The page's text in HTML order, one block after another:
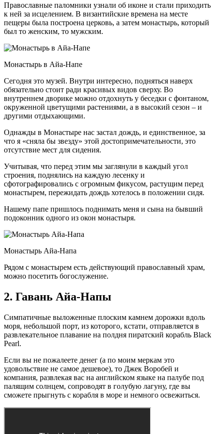
Православные паломники узнали об иконе и стали приходить
к ней за исцелением. В византийские времена на месте
пещеры была построена церковь, а затем монастырь, который
был то женским, то мужским.
Монастырь в Айа-Напе
Сегодня это музей. Внутри интересно, подняться наверх
обязательно стоит ради красивых видов сверху. Во
внутреннем дворике можно отдохнуть у беседки с фонтаном,
окруженной цветущими растениями, а в высокий сезон – и
другими отдыхающими.
Однажды в Монастыре нас застал дождь, и единственное, за
что я «сняла бы звезду» этой достопримечательности, это
отсутствие мест для сидения.
Учитывая, что перед этим мы заглянули в каждый угол
строения, поднялись на каждую лесенку и
сфотографировались с огромным фикусом, растущим перед
монастырем, пережидать дождь хотелось в положении сидя.
Нашему папе пришлось поднимать меня и сына на бывший
подоконник одного из окон монастыря.
Монастырь Айа-Напа
Рядом с монастырем есть действующий православный храм,
можно посетить богослужение.
2. Гавань Айа-Напы
Симпатичные выложенные плоским камнем дорожки вдоль
моря, небольшой порт, из которого, кстати, отправляется в
развлекательное плавание на полдня пиратский корабль Black
Pearl.
Если вы не пожалеете денег (а по моим меркам это
удовольствие не самое дешевое), то Джек Воробей и
компания, развлекая вас на английском языке на палубе под
палящим солнцем, сопроводят в голубую лагуну, где вы
сможете прыгнуть с корабля в море и немного освежиться.